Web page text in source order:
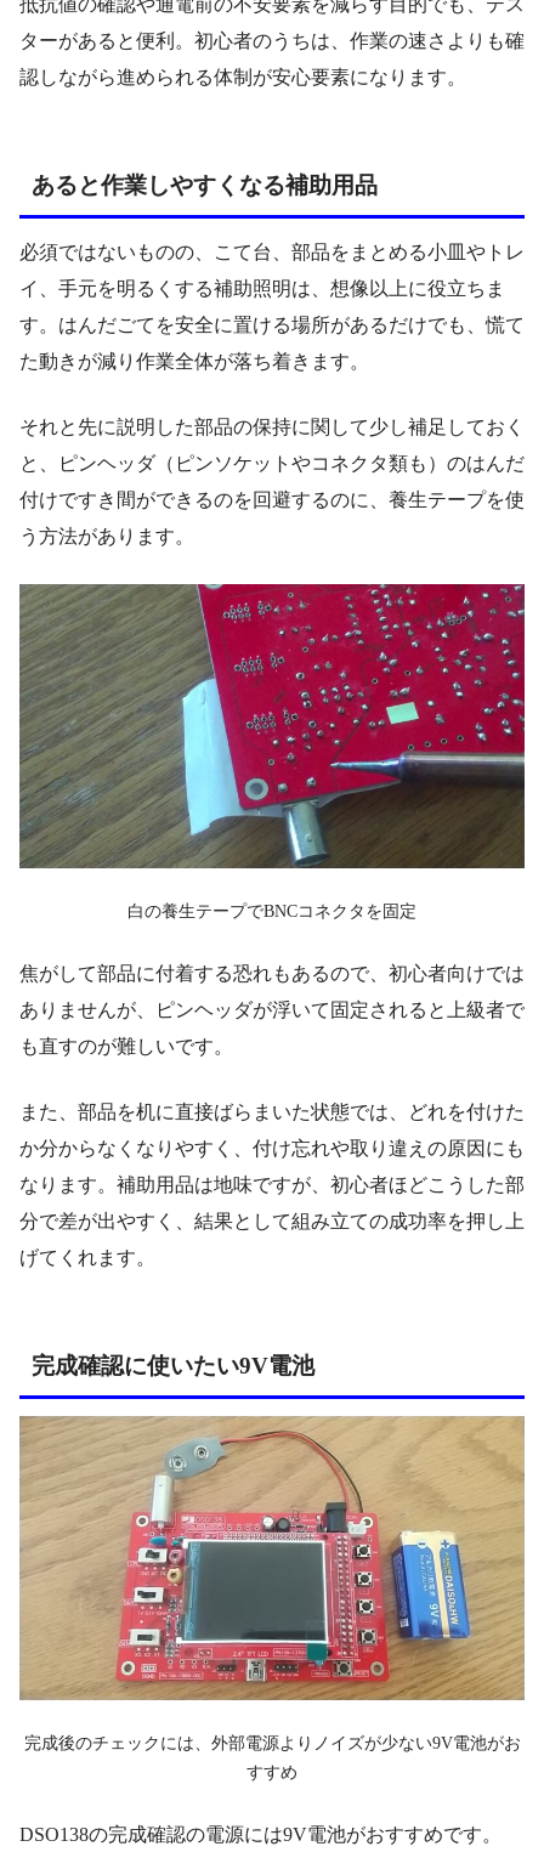
抵抗値の確認や通電前の不安要素を減らす目的でも、テス
ターがあると便利。初心者のうちは、作業の速さよりも確
認しながら進められる体制が安心要素になります。
あると作業しやすくなる補助用品
必須ではないものの、こて台、部品をまとめる小皿やトレ
イ、手元を明るくする補助照明は、想像以上に役立ちま
す。はんだごてを安全に置ける場所があるだけでも、慌て
た動きが減り作業全体が落ち着きます。
それと先に説明した部品の保持に関して少し補足しておく
と、ピンヘッダ（ピンソケットやコネクタ類も）のはんだ
付けですき間ができるのを回避するのに、養生テープを使
う方法があります。
白の養生テープでBNCコネクタを固定
焦がして部品に付着する恐れもあるので、初心者向けでは
ありませんが、ピンヘッダが浮いて固定されると上級者で
も直すのが難しいです。
また、部品を机に直接ばらまいた状態では、どれを付けた
か分からなくなりやすく、付け忘れや取り違えの原因にも
なります。補助用品は地味ですが、初心者ほどこうした部
分で差が出やすく、結果として組み立ての成功率を押し上
げてくれます。
完成確認に使いたい9V電池
完成後のチェックには、外部電源よりノイズが少ない9V電池がお
すすめ
DSO138の完成確認の電源には9V電池がおすすめです。